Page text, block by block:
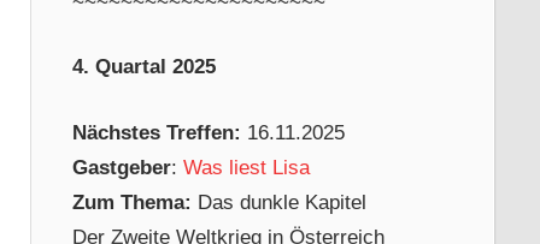
4. Quartal 2025
Nächstes Treffen: 16.11.2025
Gastgeber: Was liest Lisa
Zum Thema: Das dunkle Kapitel
Der Zweite Weltkrieg in Österreich